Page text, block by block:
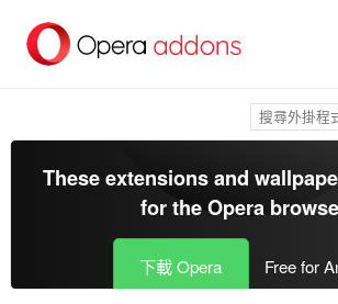
區
These extensions and
for theOpera
下載 Opera Free for